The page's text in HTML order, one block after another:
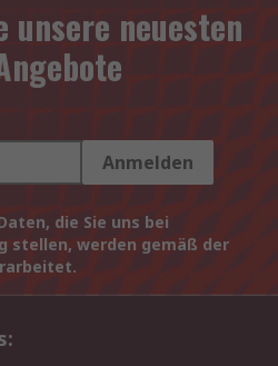
unsere neuesten
Anmelden
die Sie uns bei
stellen, werden gemäß der